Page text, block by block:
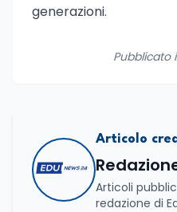
generazioni.
Pubblicato
Articolo
Articoli
redazione di